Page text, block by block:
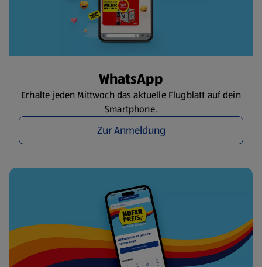
WhatsApp
Erhalte jeden Mittwoch das aktuelle Flugblatt auf dein
Smartphone.
Zur Anmeldung